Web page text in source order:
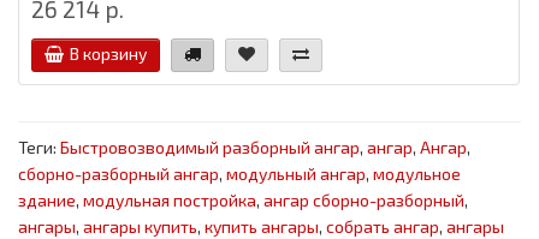
26 214 р.
В корзину
Теги: Быстровозводимый разборный ангар, ангар, Ангар,
сборно-разборный ангар, модульный ангар, модульное
здание, модульная постройка, ангар сборно-разборный,
ангары, ангары купить, купить ангары, собрать ангар, ангары